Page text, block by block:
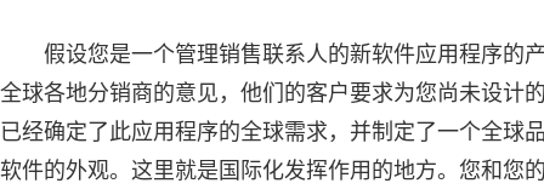
假设您是一个管理销售联系人的新软件应用程序的
全球各地分销商的意见，他们的客户要求为您尚未设计
已经确定了此应用程序的全球需求，并制定了一个全球
软件的外观。这里就是国际化发挥作用的地方。您和您